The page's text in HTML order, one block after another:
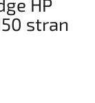
HP
stran